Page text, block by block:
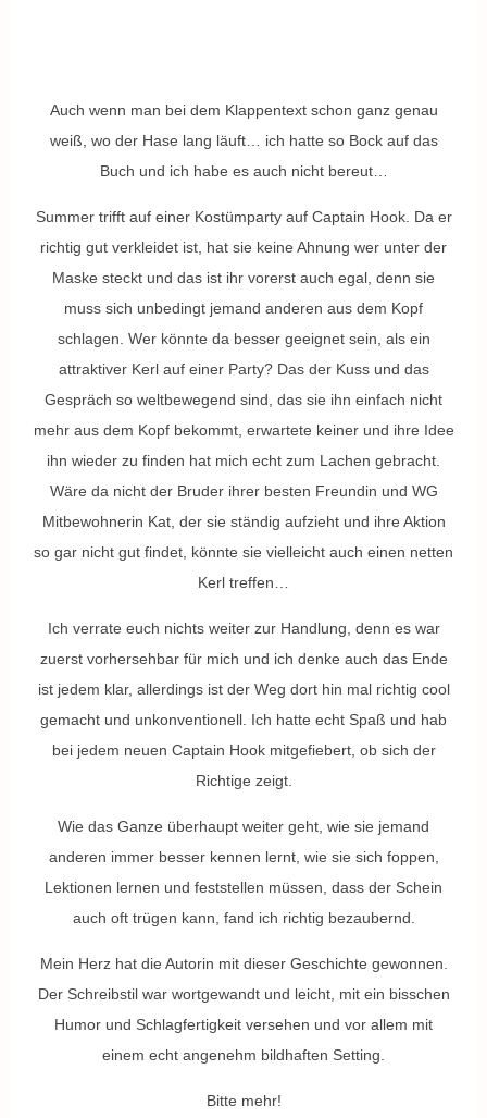
Auch wenn man bei dem Klappentext schon ganz genau
weiß, wo der Hase lang läuft… ich hatte so Bock auf das
Buch und ich habe es auch nicht bereut…
Summer trifft auf einer Kostümparty auf Captain Hook. Da er
richtig gut verkleidet ist, hat sie keine Ahnung wer unter der
Maske steckt und das ist ihr vorerst auch egal, denn sie
muss sich unbedingt jemand anderen aus dem Kopf
schlagen. Wer könnte da besser geeignet sein, als ein
attraktiver Kerl auf einer Party? Das der Kuss und das
Gespräch so weltbewegend sind, das sie ihn einfach nicht
mehr aus dem Kopf bekommt, erwartete keiner und ihre Idee
ihn wieder zu finden hat mich echt zum Lachen gebracht.
Wäre da nicht der Bruder ihrer besten Freundin und WG
Mitbewohnerin Kat, der sie ständig aufzieht und ihre Aktion
so gar nicht gut findet, könnte sie vielleicht auch einen netten
Kerl treffen…
Ich verrate euch nichts weiter zur Handlung, denn es war
zuerst vorhersehbar für mich und ich denke auch das Ende
ist jedem klar, allerdings ist der Weg dort hin mal richtig cool
gemacht und unkonventionell. Ich hatte echt Spaß und hab
bei jedem neuen Captain Hook mitgefiebert, ob sich der
Richtige zeigt.
Wie das Ganze überhaupt weiter geht, wie sie jemand
anderen immer besser kennen lernt, wie sie sich foppen,
Lektionen lernen und feststellen müssen, dass der Schein
auch oft trügen kann, fand ich richtig bezaubernd.
Mein Herz hat die Autorin mit dieser Geschichte gewonnen.
Der Schreibstil war wortgewandt und leicht, mit ein bisschen
Humor und Schlagfertigkeit versehen und vor allem mit
einem echt angenehm bildhaften Setting.
Bitte mehr!